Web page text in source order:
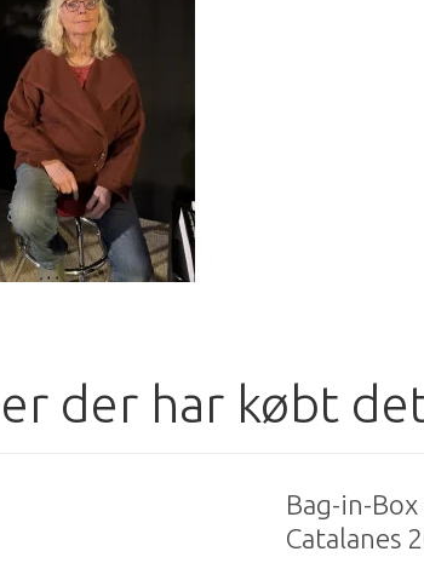
der har købt
Bag-in-
Catalanes